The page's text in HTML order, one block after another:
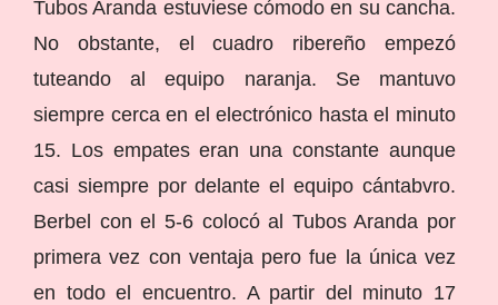
Tubos Aranda estuviese cómodo en su cancha.
No obstante, el cuadro ribereño empezó
tuteando al equipo naranja. Se mantuvo
siempre cerca en el electrónico hasta el minuto
15. Los empates eran una constante aunque
casi siempre por delante el equipo cántabvro.
Berbel con el 5-6 colocó al Tubos Aranda por
primera vez con ventaja pero fue la única vez
en todo el encuentro. A partir del minuto 17